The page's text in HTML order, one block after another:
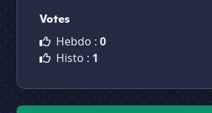
Votes
Hebdo : 0
Histo : 1